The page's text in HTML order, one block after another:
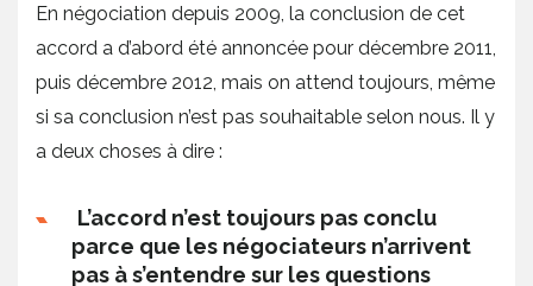
En négociation depuis 2009, la conclusion de cet
accord a d’abord été annoncée pour décembre 2011,
puis décembre 2012, mais on attend toujours, même
si sa conclusion n’est pas souhaitable selon nous. Il y
a deux choses à dire :
L’accord n’est toujours pas conclu
parce que les négociateurs n’arrivent
pas à s’entendre sur les questions